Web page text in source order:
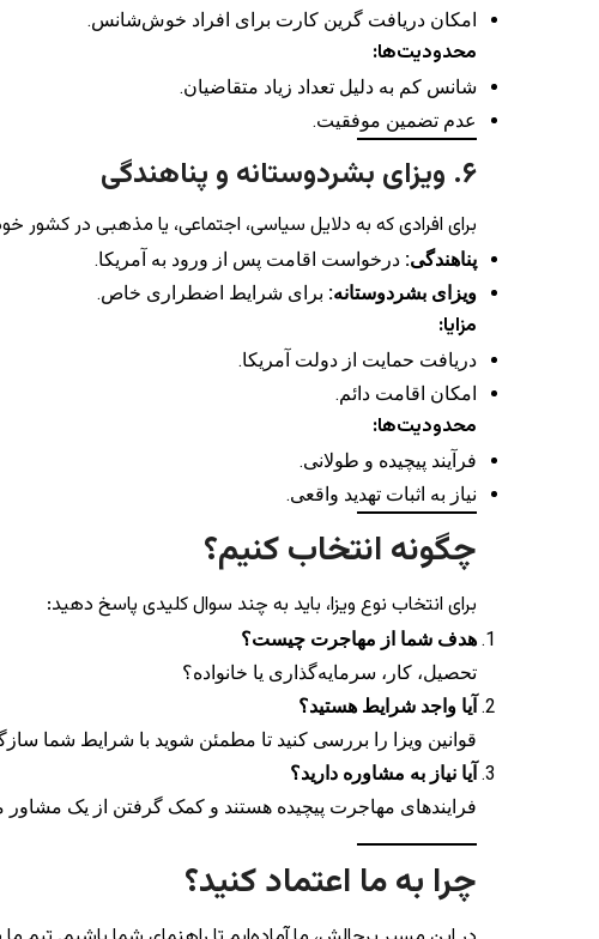
امکان دریافت گرین کارت برای افراد خوش‌شانس.
محدودیت‌ها:
شانس کم به دلیل تعداد زیاد متقاضیان.
عدم تضمین موفقیت.
۶. ویزای بشردوستانه و پناهندگی
برای افرادی که به دلایل سیاسی، اجتماعی، یا مذهبی در کشور
پناهندگی: درخواست اقامت پس از ورود به آمریکا.
ویزای بشردوستانه: برای شرایط اضطراری خاص.
مزایا:
دریافت حمایت از دولت آمریکا.
امکان اقامت دائم.
محدودیت‌ها:
فرآیند پیچیده و طولانی.
نیاز به اثبات تهدید واقعی.
چگونه انتخاب کنیم؟
برای انتخاب نوع ویزا، باید به چند سوال کلیدی پاسخ دهید:
هدف شما از مهاجرت چیست؟
تحصیل، کار، سرمایه‌گذاری یا خانواده؟
آیا واجد شرایط هستید؟
قوانین ویزا را بررسی کنید تا مطمئن شوید با شرایط شما
آیا نیاز به مشاوره دارید؟
فرایندهای مهاجرت پیچیده هستند و کمک گرفتن از یک مشاور
چرا به ما اعتماد کنید؟